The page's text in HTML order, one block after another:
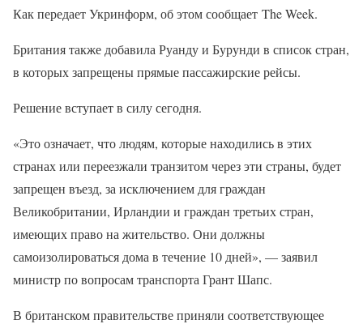
Как передает Укринформ, об этом сообщает The Week.
Британия также добавила Руанду и Бурунди в список стран,
в которых запрещены прямые пассажирские рейсы.
Решение вступает в силу сегодня.
«Это означает, что людям, которые находились в этих
странах или переезжали транзитом через эти страны, будет
запрещен въезд, за исключением для граждан
Великобритании, Ирландии и граждан третьих стран,
имеющих право на жительство. Они должны
самоизолироваться дома в течение 10 дней», — заявил
министр по вопросам транспорта Грант Шапс.
В британском правительстве приняли соответствующее